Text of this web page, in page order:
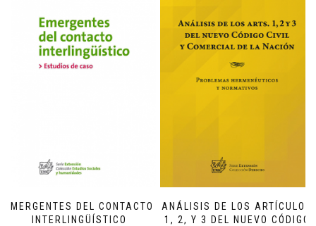
EMERGENTES DEL CONTACTO
INTERLINGÜÍSTICO
ANÁLISIS DE LOS ARTÍCULOS
1, 2, Y 3 DEL NUEVO CÓDIGO